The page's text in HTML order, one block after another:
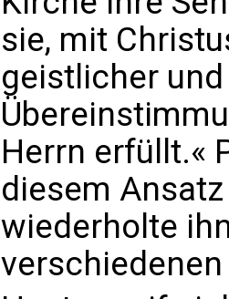
sie, mit
geistlicher
Herrn erfüllt.«
diesem
wiederholte